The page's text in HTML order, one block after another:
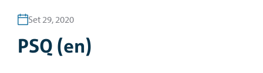
Set 29, 2020
PSQ (en)